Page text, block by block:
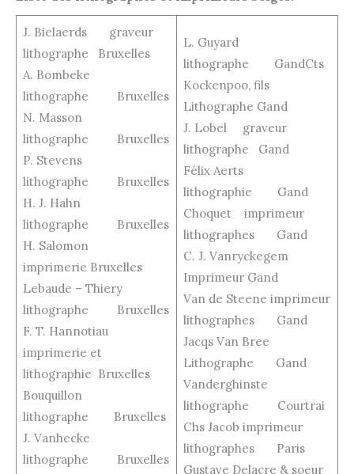
J. Bielaerds graveur
lithographe Bruxelles
A. Bombeke
lithographe Bruxelles
N. Masson
lithographe Bruxelles
P. Stevens
lithographe Bruxelles
H. J. Hahn
lithographe Bruxelles
H. Salomon
imprimerie Bruxelles
Lebaude – Thiery
lithographe Bruxelles
F. T. Hannotiau
imprimerie et
lithographie Bruxelles
Bouquillon
lithographe Bruxelles
J. Vanhecke
lithographe Bruxelles
L. Guyard
lithographe GandCts
Kockenpoo, fils
Lithographe Gand
J. Lobel graveur
lithographe Gand
Félix Aerts
lithographie Gand
Choquet imprimeur
lithographes Gand
C. J. Vanryckegem
Imprimeur Gand
Van de Steene imprimeur
lithographes Gand
Jacqs Van Bree
Lithographe Gand
Vanderghinste
lithographe Courtrai
Chs Jacob imprimeur
lithographes Paris
Gustave Delacre & soeur